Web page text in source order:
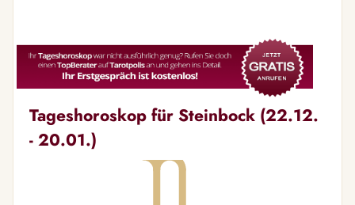
Tageshoroskop für Steinbock (22.12.
- 20.01.)